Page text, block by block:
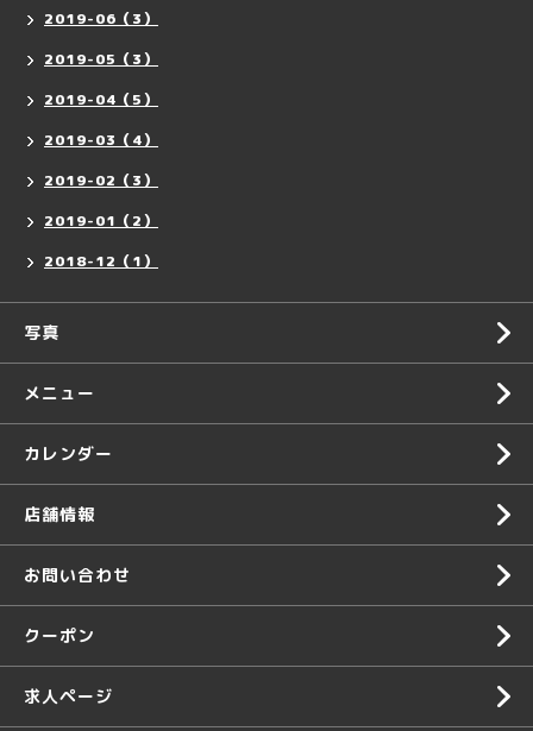
2019-06（3）
2019-05（3）
2019-04（5）
2019-03（4）
2019-02（3）
2019-01（2）
2018-12（1）
写真
メニュー
カレンダー
店舗情報
お問い合わせ
クーポン
求人ページ